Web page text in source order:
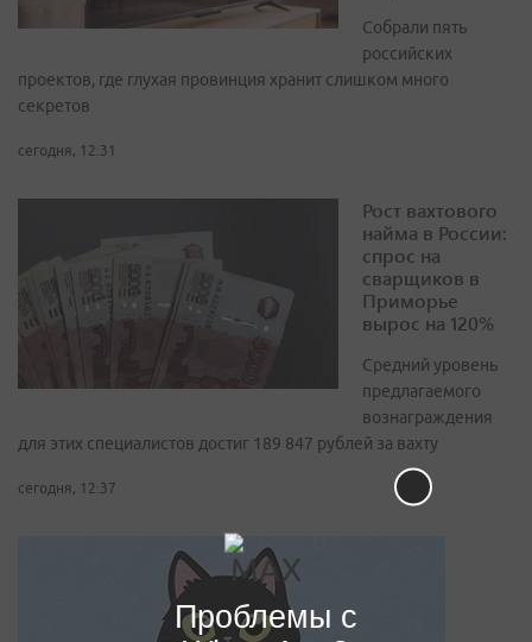
Собрали пять
российских
проектов, где глухая провинция хранит слишком много
секретов
сегодня, 12:31
Рост вахтового
найма в России:
спрос на
сварщиков в
Приморье
вырос на 120%
Средний уровень
предлагаемого
вознаграждения
для этих специалистов достиг 189 847 рублей за вахту
сегодня, 12:37
Проблемы с